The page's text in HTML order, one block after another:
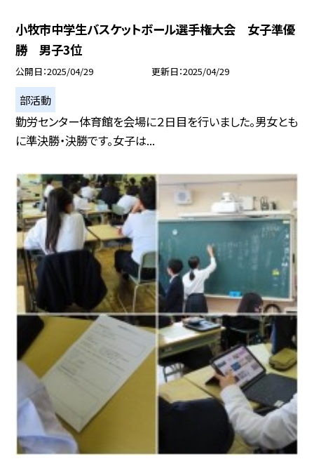
小牧市中学生バスケットボール選手権大会 女子準優
勝 男子3位
公開日 2025/04/29 更新日 2025/04/29
部活動
勤労センター体育館を会場に２日目を行いました。男女とも
に準決勝・決勝です。女子は...